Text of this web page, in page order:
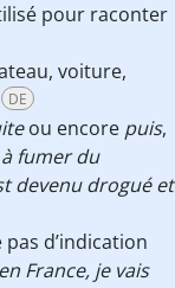
pour raconter
voiture,
DE
ou encore puis,
fumer du
devenu drogué et
d’indication
France, je vais